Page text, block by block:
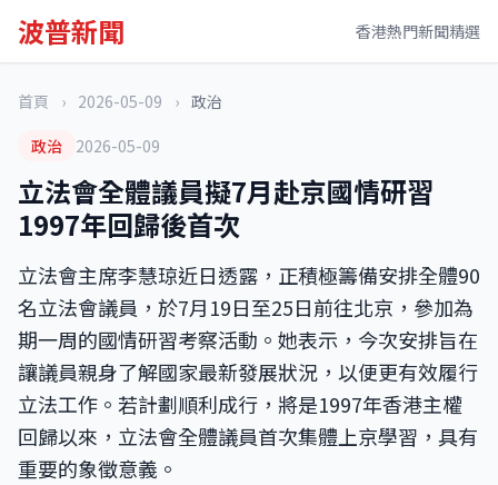
波普新聞 香港熱門新聞精選
首頁 › 2026-05-09 › 政治
政治
2026-05-09
立法會全體議員擬7月赴京國情研習
1997年回歸後首次
立法會主席李慧琼近日透露，正積極籌備安排全體90
名立法會議員，於7月19日至25日前往北京，參加為
期一周的國情研習考察活動。她表示，今次安排旨在
讓議員親身了解國家最新發展狀況，以便更有效履行
立法工作。若計劃順利成行，將是1997年香港主權
回歸以來，立法會全體議員首次集體上京學習，具有
重要的象徵意義。